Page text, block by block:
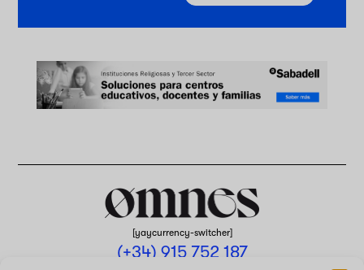
[yaycurrency-switcher]
(+34) 915 752 187